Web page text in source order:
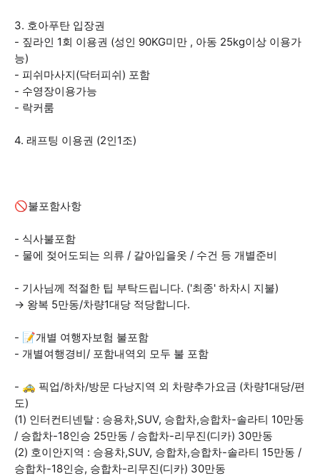
3. 호아푸탄 입장권
- 짚라인 1회 이용권 (성인 90KG미만 , 아동 25kg이상 이용가
능)
- 피쉬마사지(닥터피쉬) 포함
- 수영장이용가능
- 락커룸
4. 래프팅 이용권 (2인1조)
🚫불포함사항
- 식사불포함
- 물에 젖어도되는 의류 / 갈아입을옷 / 수건 등 개별준비
- 기사님께 적절한 팁 부탁드립니다. ('최종' 하차시 지불)
→ 왕복 5만동/차량1대당 적당합니다.
- 📝개별 여행자보험 불포함
- 개별여행경비/ 포함내역외 모두 불 포함
- 🚕 픽업/하차/방문 다낭지역 외 차량추가요금 (차량1대당/편
도)
(1) 인터컨티넨탈 : 승용차,SUV, 승합차,승합차-솔라티 10만동
/ 승합차-18인승 25만동 / 승합차-리무진(디카) 30만동
(2) 호이안지역 : 승용차,SUV, 승합차,승합차-솔라티 15만동 /
승합차-18인승, 승합차-리무진(디카) 30만동